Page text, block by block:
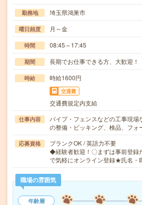
勤務地 埼玉県鴻巣市
曜日頻度 月～金
時間 08:45～17:45
期間 長期でお仕事できる方、大歓迎！
時給 時給1600円
交通費
交通費規定内支給
仕事内容
パイプ・フェンスなどの工事現場
の整備・ピッキング、検品、フ
応募資格
ブランクOK / 英語力不要
◆経験者歓迎！〇まずは事前登録
で気軽にオンライン登録★氏名・
職場の雰囲気
年齢層